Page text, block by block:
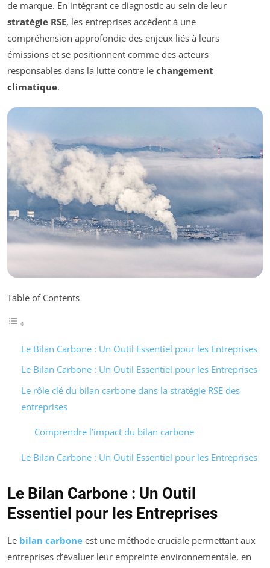
de marque. En intégrant ce diagnostic au sein de leur
stratégie RSE, les entreprises accèdent à une
compréhension approfondie des enjeux liés à leurs
émissions et se positionnent comme des acteurs
responsables dans la lutte contre le changement
climatique.
Table of Contents
Le Bilan Carbone : Un Outil Essentiel pour les Entreprises
Le Bilan Carbone : Un Outil Essentiel pour les Entreprises
Le rôle clé du bilan carbone dans la stratégie RSE des
entreprises
Comprendre l’impact du bilan carbone
Le Bilan Carbone : Un Outil Essentiel pour les Entreprises
Le Bilan Carbone : Un Outil
Essentiel pour les Entreprises
Le bilan carbone est une méthode cruciale permettant aux
entreprises d’évaluer leur empreinte environnementale, en